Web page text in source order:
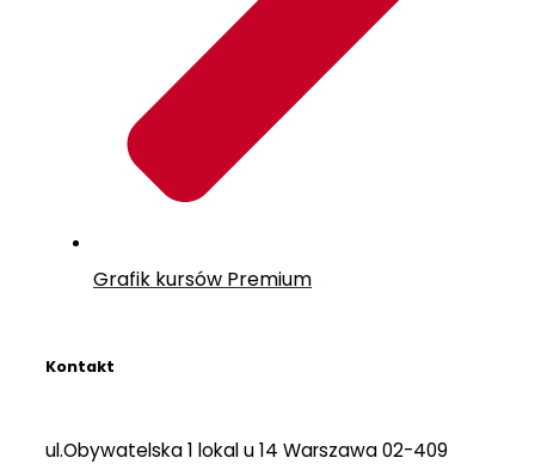
Grafik kursów Premium
Kontakt
ul.Obywatelska 1 lokal u 14 Warszawa 02-409